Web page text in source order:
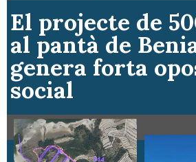
El projecte de
al pantà de
genera forta
social